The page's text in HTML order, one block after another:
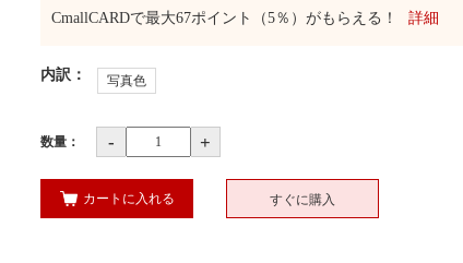
CmallCARDで最大67ポイント（5％）がもらえる！ 詳細
内訳 ： 写真色
数量： - +
カートに入れる すぐに購入